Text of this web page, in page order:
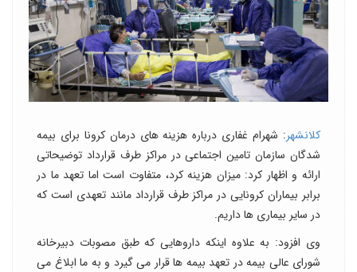
کلانشهر: شهرام غفاری درباره هزینه های درمان کرونا برای بیمه
شدگان سازمان تامین اجتماعی در مراکز طرف قرارداد توضیحاتی
ارائه و اظهار کرد: میزان هزینه کرد، متفاوت است اما تعهد ما در
برابر بیماران کرونایی در مراکز طرف قرارداد مانند تعهدی است که
در سایر بیماری ها داریم.
وی افزود: به علاوه اینکه داروهایی که طبق مصوبات دبیرخانه
شورای عالی بیمه در تعهد بیمه ها قرار می گیرد و به ما ابلاغ می